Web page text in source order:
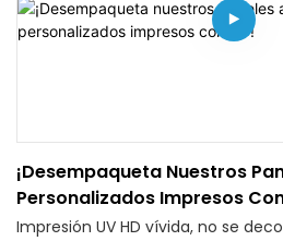
¡Desempaqueta Nuestros
Personalizados Impresos
Impresión UV HD vívida, no se